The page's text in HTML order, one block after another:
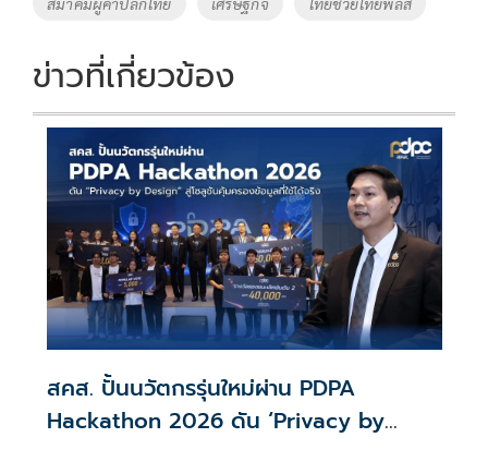
k k
ข่าวที่เกี่ยวข้อง
สคส. ปั้นนวัตกรรุ่นใหม่ผ่าน PDPA
Hackathon 2026 ดัน ‘Privacy by